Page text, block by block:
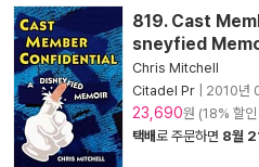
819. Cast
sneyfied
Chris Mitchell
Citadel Pr
2010년
23,690원 (18% 할
택배로 주문하면 8월